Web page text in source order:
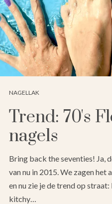
NAGELLAK
Trend: 70's
nagels
Bring back the seventies! Ja,
van nu in 2015. We zagen het
en nu zie je de trend op
kitchy…